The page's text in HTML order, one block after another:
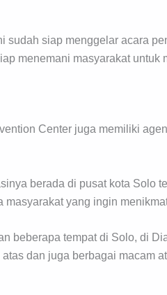
sudah siap menggelar acara
menemani masyarakat untuk
Center juga memiliki
berada di pusat kota Solo
masyarakat yang ingin
beberapa tempat di Solo, di
dan juga berbagai macam